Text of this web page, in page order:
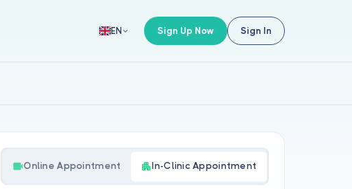
EN Sign Up Now Sign In
Online Appointment In-Clinic Appointment